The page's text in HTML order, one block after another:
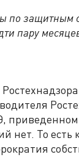
по защитным
пару
приведенном
нет. То есть